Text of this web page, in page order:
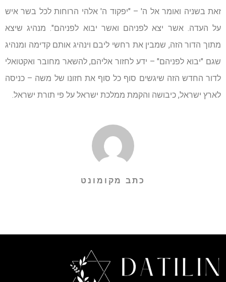
זאת בשניה ואומר אל ה' – "יפקוד ה' אלהי הרוחות לכל בשר איש
על העדה. אשר יצא לפניהם ואשר יבוא לפניהם". מנהיג שיצא
מתוך הדור הזה, שמבין את רחשי ליבם וינהיג אותם קדימה ומנהיג
שגם "יבוא לפניהם" – ידע לחזור אליהם, להשאר מחובר ואקטואלי
לדור החדש הזה שיגשים סוף כל סוף את חזונו של משה – כניסה
לארץ ישראל, כיבושה והקמת ממלכת ישראל על פי תורת ישראל.
כתב מקומונט